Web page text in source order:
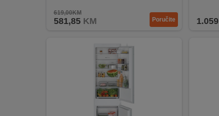
619,00KM
581,85KM Poručite